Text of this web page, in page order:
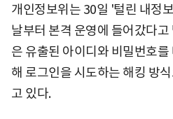
개인정보위는 30일 '털린 내정
날부터 본격 운영에 들어갔다
은 유출된 아이디와 비밀번호
해 로그인을 시도하는 해킹 방
고 있다.